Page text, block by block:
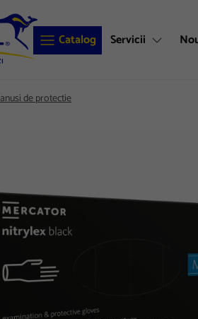
Catalog Servicii
de protectie